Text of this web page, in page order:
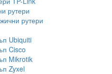
рутери
рутери
Ubiquiti
Cisco
Mikrotik
Zyxel